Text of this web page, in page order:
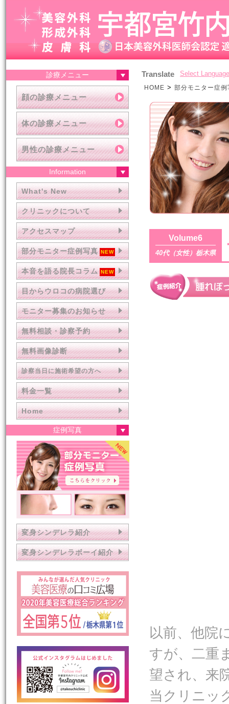
診療メニュー
顔の診療メニュー
体の診療メニュー
男性の診療メニュー
Information
What's New
クリニックについて
アクセスマップ
部分モニター症例写真
本音を語る院長コラム
目からウロコの病院選び
モニター募集のお知らせ
無料相談・診察予約
無料画像診断
診察当日に施術希望の方へ
料金一覧
Home
症例写真
変身シンデレラ紹介
変身シンデレラボーイ紹介
Translate Select Language
HOME > 部分モニター症例
Volume6
40代（女性）栃木県
以前、他院
すが、二重
望され、来
当クリニッ